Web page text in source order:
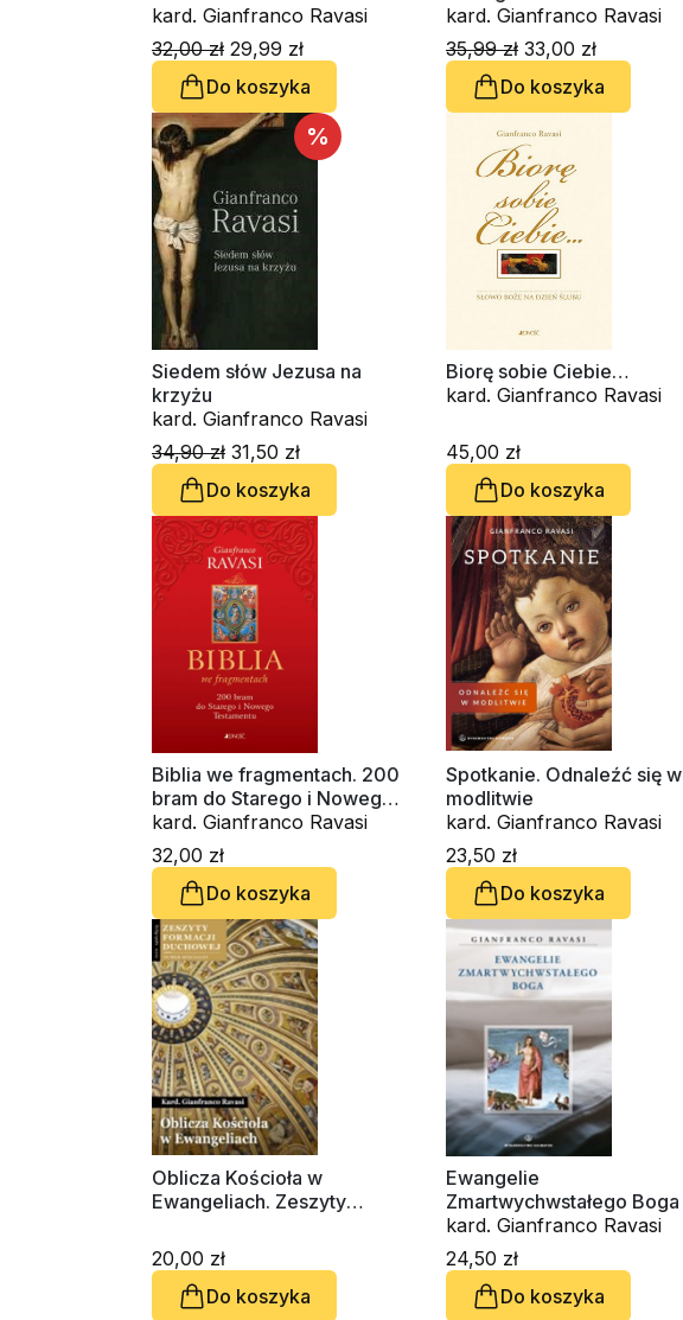
kard. Gianfranco Ravasi
32,00 zł 29,99 zł
Do koszyka
kard. Gianfranco Ravasi
35,99 zł 33,00 zł
Do koszyka
%
Siedem słów Jezusa na
krzyżu
kard. Gianfranco Ravasi
34,90 zł 31,50 zł
Do koszyka
Biorę sobie Ciebie…
kard. Gianfranco Ravasi
45,00 zł
Do koszyka
Biblia we fragmentach. 200
bram do Starego i Nowego
Testamentu
kard. Gianfranco Ravasi
32,00 zł
Do koszyka
Spotkanie. Odnaleźć się w
modlitwie
kard. Gianfranco Ravasi
23,50 zł
Do koszyka
Oblicza Kościoła w
Ewangeliach. Zeszyty
Specjalny
20,00 zł
Do koszyka
Ewangelie
Zmartwychwstałego Boga
kard. Gianfranco Ravasi
24,50 zł
Do koszyka